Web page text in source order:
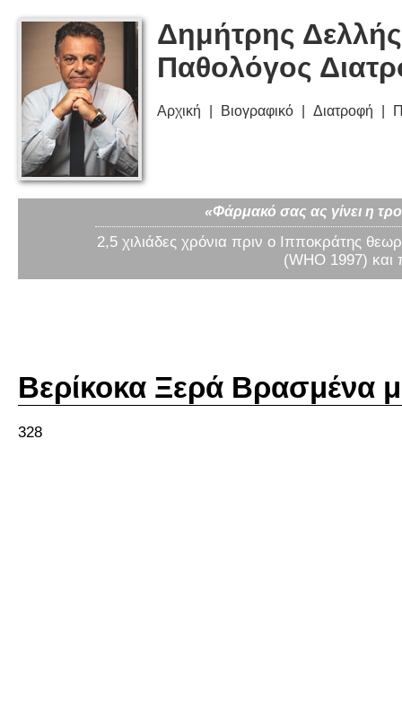
Δημήτρης
Παθολόγος
Αρχική Βιογραφικό Διατροφή
«Φάρμακό σας ας γίνει η
2,5 χιλιάδες χρόνια πριν ο Ιπποκράτης
(WHO 1997) και
Βερίκοκα Ξερά Βρασμένα
328